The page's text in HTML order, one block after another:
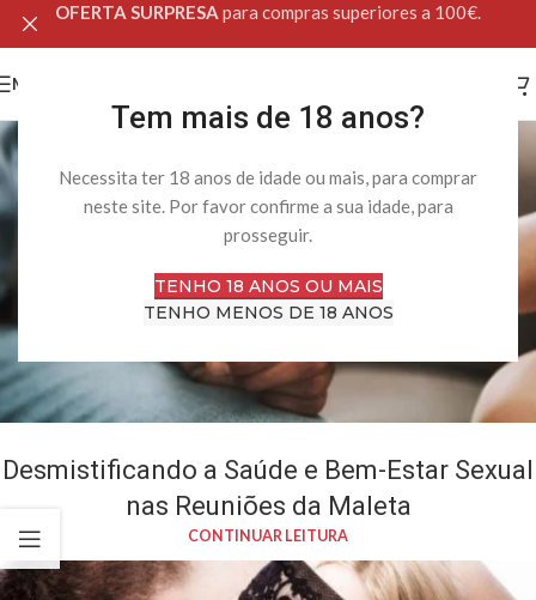
Tem mais de 18 anos?
Necessita ter 18 anos de idade ou mais, para comprar
neste site. Por favor confirme a sua idade, para
prosseguir.
TENHO 18 ANOS OU MAIS
TENHO MENOS DE 18 ANOS
OFERTA SURPRESA para compras superiores a 100€.
MENU
Desmistificando a Saúde e Bem-Estar Sexual
nas Reuniões da Maleta
CONTINUAR LEITURA